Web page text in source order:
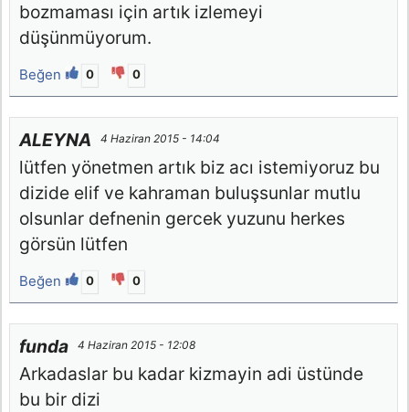
bozmaması için artık izlemeyi
düşünmüyorum.
Beğen 0 0
ALEYNA 4 Haziran 2015 - 14:04
lütfen yönetmen artık biz acı istemiyoruz bu
dizide elif ve kahraman buluşsunlar mutlu
olsunlar defnenin gercek yuzunu herkes
görsün lütfen
Beğen 0 0
funda 4 Haziran 2015 - 12:08
Arkadaslar bu kadar kizmayin adi üstünde
bu bir dizi